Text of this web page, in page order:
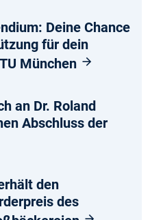
Deine Chance
für dein
München
an Dr. Roland
Abschluss der
den
des